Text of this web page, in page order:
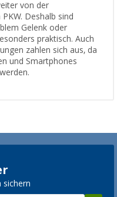
von der
Deshalb sind
Gelenk oder
praktisch. Auch
zahlen sich aus, da
und Smartphones
sichern